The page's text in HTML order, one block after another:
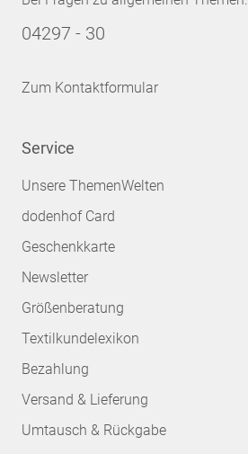
04297 - 30
Zum Kontaktformular
Service
Unsere ThemenWelten
dodenhof Card
Geschenkkarte
Newsletter
Größenberatung
Textilkundelexikon
Bezahlung
Versand & Lieferung
Umtausch & Rückgabe